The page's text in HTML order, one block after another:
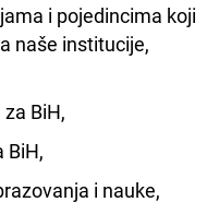
i pojedincima koji
naše institucije,
BiH,
BiH,
i nauke,